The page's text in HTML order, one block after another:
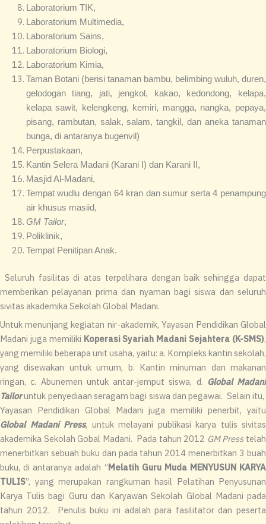
Laboratorium TIK,
Laboratorium Multimedia,
Laboratorium Sains,
Laboratorium Biologi,
Laboratorium Kimia,
Taman Botani (berisi tanaman bambu, belimbing wuluh, duren,
gelodogan tiang, jati, jengkol, kakao, kedondong, kelapa,
kelapa sawit, kelengkeng, kemiri, mangga, nangka, pepaya,
pisang, rambutan, salak, salam, tangkil, dan aneka tanaman
bunga, di antaranya bugenvil)
Perpustakaan,
Kantin Selera Madani (Karani I) dan Karani II,
Masjid Al-Madani,
Tempat wudlu dengan 64 kran dan sumur serta 4 penampung
air khusus masiid,
GM Tailor,
Poliklinik,
Tempat Penitipan Anak.
Seluruh fasilitas di atas terpelihara dengan baik sehingga dapat
memberikan pelayanan prima dan nyaman bagi siswa dan seluruh
sivitas akademika Sekolah Global Madani.
Untuk menunjang kegiatan nir-akademik, Yayasan Pendidikan Global
Madani juga memiliki Koperasi Syariah Madani Sejahtera (K-SMS),
yang memiliki beberapa unit usaha, yaitu: a. Kompleks kantin sekolah,
yang disewakan untuk umum, b. Kantin minuman dan makanan
ringan, c. Abunemen untuk antar-jemput siswa, d. Global Madani
Tailoruntuk penyediaan seragam bagi siswa dan pegawai. Selain itu,
Yayasan Pendidikan Global Madani juga memiliki penerbit, yaitu
Global Madani Press, untuk melayani publikasi karya tulis sivitas
akademika Sekolah Gobal Madani. Pada tahun 2012 GM Presstelah
menerbitkan sebuah buku dan pada tahun 2014 menerbitkan 3 buah
buku, di antaranya adalah “Melatih Guru Muda MENYUSUN KARYA
TULIS”, yang merupakan rangkuman hasil Pelatihan Penyusunan
Karya Tulis bagi Guru dan Karyawan Sekolah Global Madani pada
tahun 2012. Penulis buku ini adalah para fasilitator dan peserta